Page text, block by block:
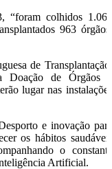
“foram colhidos 1.066
963 órgãos,
de Transplantação,
Doação de Órgãos e
lugar nas instalações
e inovação para
os hábitos saudáveis
o constante
Artificial.